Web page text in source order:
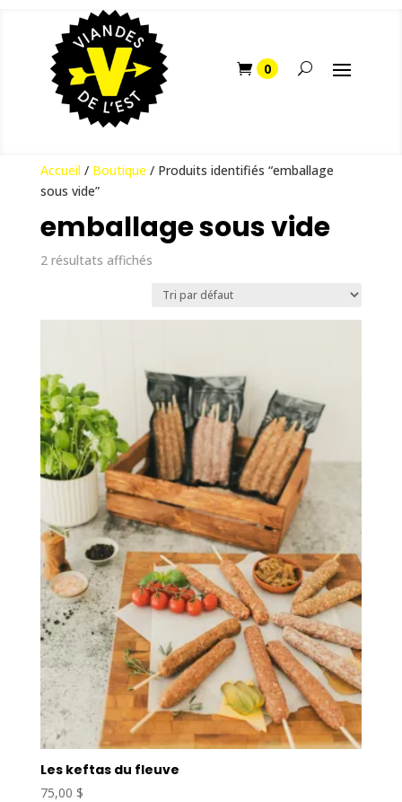
Accueil/ Boutique/ Produits identifiés “emballage
sous vide”
emballage sous vide
2 résultats affichés
Les keftas du fleuve
75,00 $